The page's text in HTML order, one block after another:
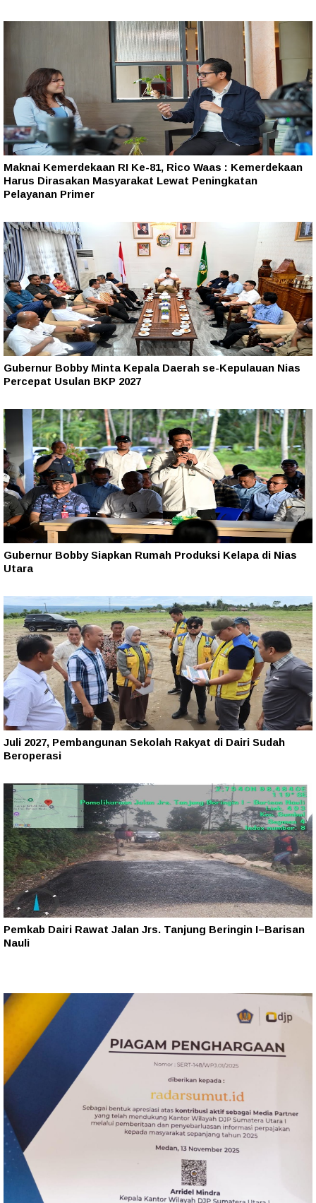
Maknai Kemerdekaan RI Ke-81, Rico Waas : Kemerdekaan
Harus Dirasakan Masyarakat Lewat Peningkatan
Pelayanan Primer
Gubernur Bobby Minta Kepala Daerah se-Kepulauan Nias
Percepat Usulan BKP 2027
Gubernur Bobby Siapkan Rumah Produksi Kelapa di Nias
Utara
Juli 2027, Pembangunan Sekolah Rakyat di Dairi Sudah
Beroperasi
Pemkab Dairi Rawat Jalan Jrs. Tanjung Beringin I–Barisan
Nauli